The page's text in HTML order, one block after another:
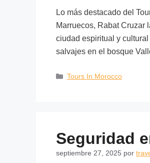
Lo más destacado del
Marruecos, Rabat Cruzar
ciudad espiritual y
salvajes en el bosque
Tours In Morocco
Seguridad
septiembre 27, 2025 por